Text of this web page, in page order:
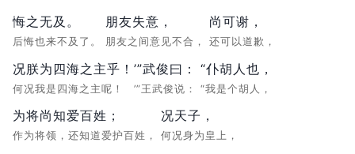
悔之无及。
后悔也来不及了。
朋友失意，
朋友之间意见不合，
尚可谢，
还可以道歉，
况朕为四海之主乎！
何况我是四海之主呢！
’”武俊曰：
’”王武俊说：
“仆胡人也，
“我是个胡人，
为将尚知爱百姓；
作为将领，还知道爱护百姓，
况天子，
何况身为皇上，